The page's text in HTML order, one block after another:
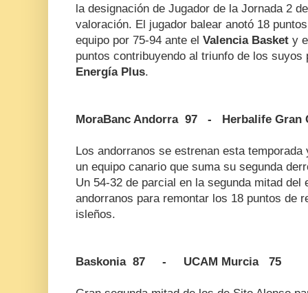
la designación de Jugador de la Jornada 2
valoración. El jugador balear anotó 18
equipo por 75-94 ante el Valencia Basket y
puntos contribuyendo al triunfo de los
Energía Plus.
MoraBanc Andorra 97 - Herbalife Gran
Los andorranos se estrenan esta
un equipo canario que suma su segunda
Un 54-32 de parcial en la segunda mitad del
andorranos para remontar los 18 puntos de
isleños.
Baskonia 87 - UCAM Murcia 75